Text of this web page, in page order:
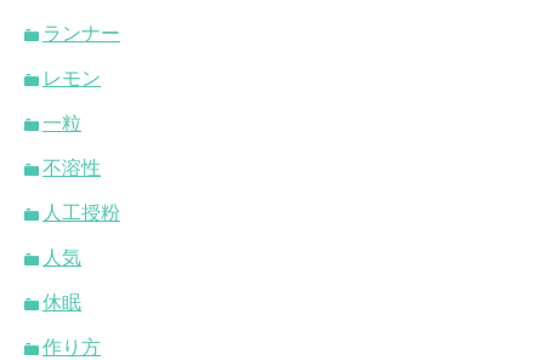
ランナー
レモン
一粒
不溶性
人工授粉
人気
休眠
作り方